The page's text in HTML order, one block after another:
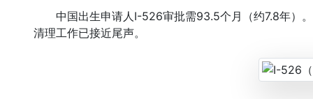
中国出生申请人I-526审批需93.5个月（约7.8年）。
清理工作已接近尾声。